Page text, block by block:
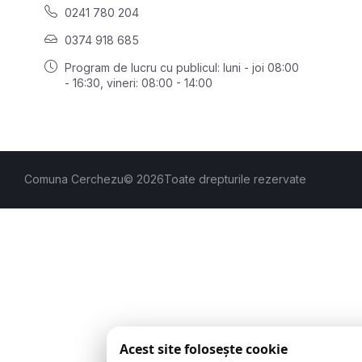
0241 780 204
0374 918 685
Program de lucru cu publicul: luni - joi 08:00
- 16:30 , vineri: 08:00 - 14:00
Comuna Cerchezu© 2026Toate drepturile rezervate
Acest site folosește cookie